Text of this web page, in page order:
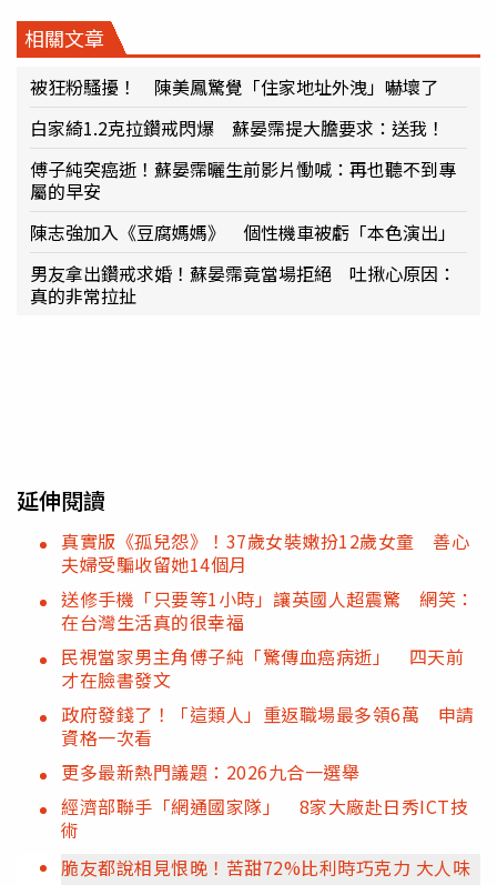
相關文章
被狂粉騷擾！ 陳美鳳驚覺「住家地址外洩」嚇壞了
白家綺1.2克拉鑽戒閃爆 蘇晏霈提大膽要求：送我！
傅子純突癌逝！蘇晏霈曬生前影片慟喊：再也聽不到專
屬的早安
陳志強加入《豆腐媽媽》 個性機車被虧「本色演出」
男友拿出鑽戒求婚！蘇晏霈竟當場拒絕 吐揪心原因：
真的非常拉扯
延伸閱讀
真實版《孤兒怨》！37歲女裝嫩扮12歲女童 善心
夫婦受騙收留她14個月
送修手機「只要等1小時」讓英國人超震驚 網笑：
在台灣生活真的很幸福
民視當家男主角傅子純「驚傳血癌病逝」 四天前
才在臉書發文
政府發錢了！「這類人」重返職場最多領6萬 申請
資格一次看
更多最新熱門議題：2026九合一選舉
經濟部聯手「網通國家隊」 8家大廠赴日秀ICT技
術
脆友都說相見恨晚！苦甜72%比利時巧克力 大人味